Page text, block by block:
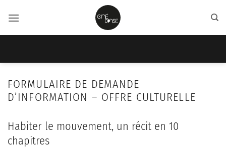
FORMULAIRE DE DEMANDE
D’INFORMATION – OFFRE CULTURELLE
Habiter le mouvement, un récit en 10
chapitres